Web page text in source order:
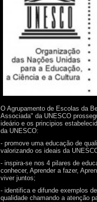
O Agrupamento de Escolas da
Associada" da UNESCO
ideário e os principios
da UNESCO:
- promove uma educação de
valorizando os ideais da
- inspira-se nos 4 pilares de
conhecer, Aprender a fazer,
viver juntos;
- identifica e difunde exemplos
qualidade chamando a atenção